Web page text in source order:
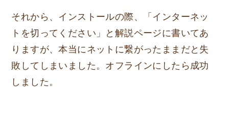
それから、インストールの際、「インターネッ
トを切ってください」と解説ページに書いてあ
りますが、本当にネットに繋がったままだと失
敗してしまいました。オフラインにしたら成功
しました。